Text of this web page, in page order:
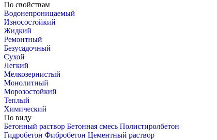
По свойствам
Водонепроницаемый
Износостойкий
Жидкий
Ремонтный
Безусадочный
Сухой
Легкий
Мелкозернистый
Монолитный
Морозостойкий
Теплый
Химический
По виду
Бетонный раствор Бетонная смесь Полистиролбетон
Гидробетон Фибробетон Цементный раствор